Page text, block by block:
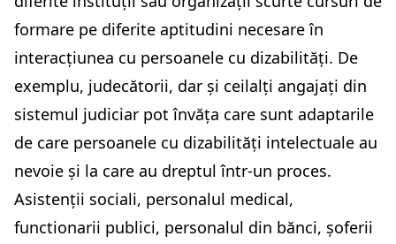
formare pe diferite aptitudini necesare în
interacțiunea cu persoanele cu dizabilități. De
exemplu, judecătorii, dar și ceilalți angajați din
sistemul judiciar pot învăța care sunt adaptarile
de care persoanele cu dizabilități intelectuale au
nevoie și la care au dreptul într-un proces.
Asistenții sociali, personalul medical,
functionarii publici, personalul din bănci, șoferii